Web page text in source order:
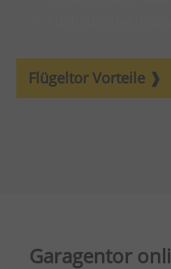
Flügeltor Vorteile
Garagentor